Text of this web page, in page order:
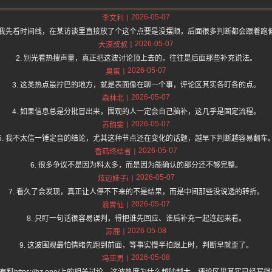
李文利
2026-05-07
先看时间线，在某访谈里直接放了个这个点要是没摆顺，后面很多判断都会跟着跑偏
大漠叔叔
2026-05-07
2. 别光看热搜声量，真正把这波讨论顶上去的，往往是后面那些补充说法。
臭蛋
2026-05-07
3. 这类热点最拧巴的地方，就是表面像在聊一个事，评论区其实各盯各的点。
森林北
2026-05-07
4. 如果信息总是分批冒出来，围观的人一定会自己脑补，这几乎是固定流程。
苏韵雯
2026-05-07
我不太信一锤定音的结论，尤其这种节点还在变化的话题，越早下判断越容易翻车。
香菇终结者
2026-05-07
6. 很多争议不是因为料太多，而是因为能确认的部分还不够完整。
炫迈妹子i
2026-05-07
7. 看久了会发现，真正让人停不下来的不是结果，而是中间那些没说透的转折。
浪胃仙
2026-05-07
8. 只盯一句话很容易误判，得把谁先回应、谁后补充一起连起来看。
苏鹿
2026-05-08
9. 这波围观最怕情绪先跑到前面，等事实慢半拍跟上时，判断早就歪了。
冯亚男
2026-05-08